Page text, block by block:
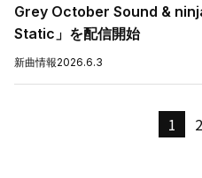
Grey October Sound &
Static」を配信開始
新曲情報2026.6.3
1 2